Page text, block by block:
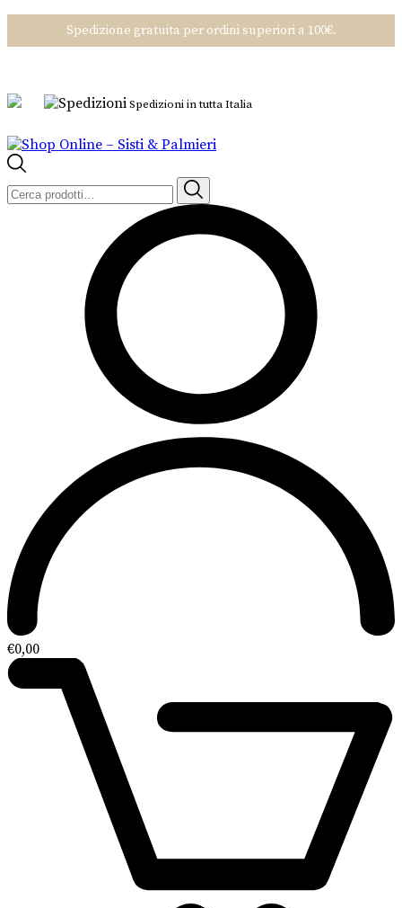
Spedizione gratuita per ordini superiori a 100€.
Spedizioni in tutta Italia
Cerca:
€0,00